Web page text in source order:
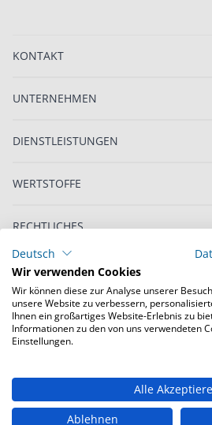
KONTAKT
UNTERNEHMEN
DIENSTLEISTUNGEN
WERTSTOFFE
RECHTLICHES
© Copyright 2022 Loacker
Österreich Schweiz
Deutsch
Wir verwenden Cookies
Wir können diese zur Analyse unserer
unsere Website zu verbessern,
Ihnen ein großartiges Website-Erlebnis zu
Informationen zu den von uns verwendeten
Einstellungen.
Alle
Ablehnen